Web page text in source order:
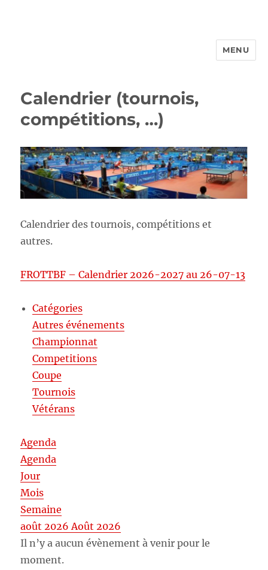
MENU
Calendrier (tournois,
compétitions, …)
Calendrier des tournois, compétitions et
autres.
FROTTBF – Calendrier 2026-2027 au 26-07-13
Catégories
Autres événements
Championnat
Competitions
Coupe
Tournois
Vétérans
Agenda
Agenda
Jour
Mois
Semaine
août 2026 Août 2026
Il n’y a aucun évènement à venir pour le
moment.